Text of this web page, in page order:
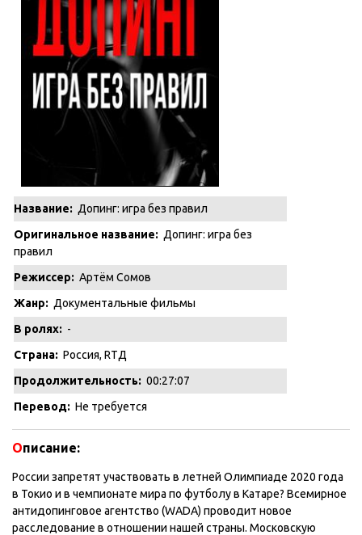
Название: Допинг: игра без правил
Оригинальное название: Допинг: игра без
правил
Режиссер: Артём Сомов
Жанр: Документальные фильмы
В ролях: -
Страна: Россия, RTД
Продолжительность: 00:27:07
Перевод: Не требуется
Описание:
России запретят участвовать в летней Олимпиаде 2020 года
в Токио и в чемпионате мира по футболу в Катаре? Всемирное
антидопинговое агентство (WADA) проводит новое
расследование в отношении нашей страны. Московскую